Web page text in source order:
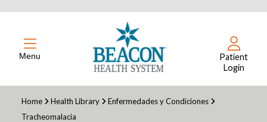
Menu
Patient
Login
Home Health Library
Enfermedades y Condiciones
Tracheomalacia